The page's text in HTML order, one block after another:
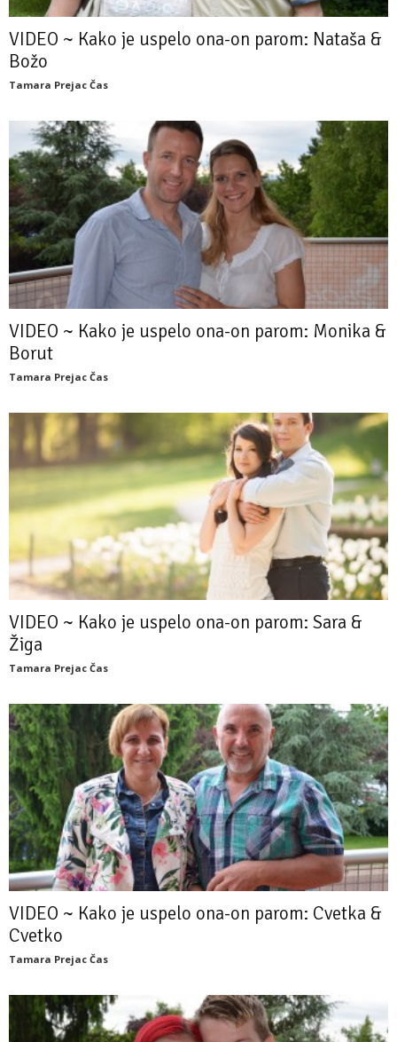
VIDEO ~ Kako je uspelo ona-on parom: Nataša &
Božo
Tamara Prejac Čas
VIDEO ~ Kako je uspelo ona-on parom: Monika &
Borut
Tamara Prejac Čas
VIDEO ~ Kako je uspelo ona-on parom: Sara &
Žiga
Tamara Prejac Čas
VIDEO ~ Kako je uspelo ona-on parom: Cvetka &
Cvetko
Tamara Prejac Čas